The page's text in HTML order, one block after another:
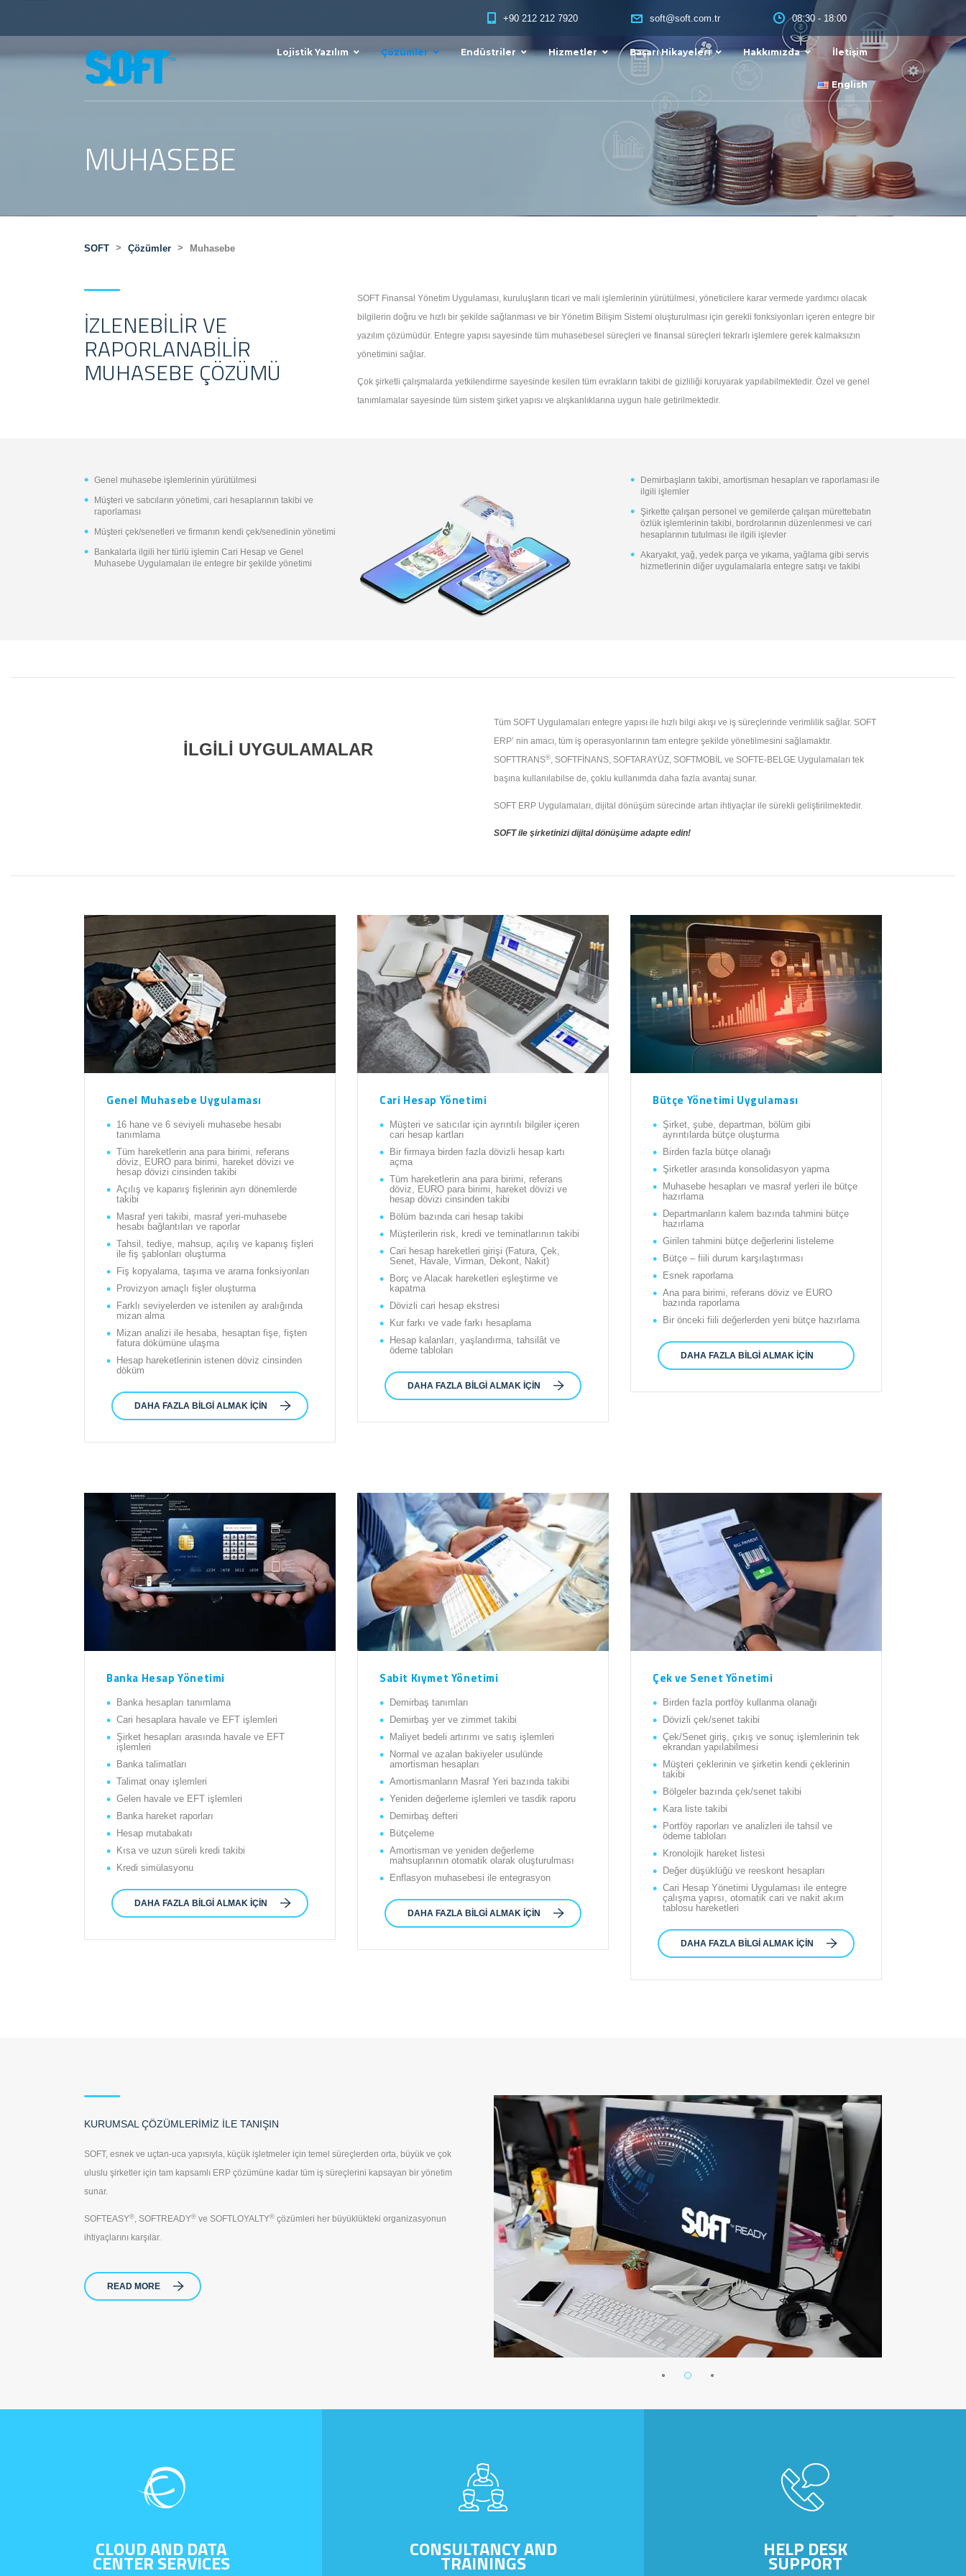
+90 212 212 7920 soft@soft.com.tr 08:30 - 18:00
Lojistik Yazılım Çözümler Endüstriler Hizmetler Başarı Hikayeleri Hakkımızda İletişim
English
MUHASEBE
SOFT > Çözümler > Muhasebe
İZLENEBILIR VE
RAPORLANABILIR
MUHASEBE ÇÖZÜMÜ
SOFT Finansal Yönetim Uygulaması, kuruluşların ticari ve mali işlemlerinin yürütülmesi, yöneticilere karar vermede yardımcı olacak
bilgilerin doğru ve hızlı bir şekilde sağlanması ve bir Yönetim Bilişim Sistemi oluşturulması için gerekli fonksiyonları içeren entegre bir
yazılım çözümüdür. Entegre yapısı sayesinde tüm muhasebesel süreçleri ve finansal süreçleri tekrarlı işlemlere gerek kalmaksızın
yönetimini sağlar.
Çok şirketli çalışmalarda yetkilendirme sayesinde kesilen tüm evrakların takibi de gizliliği koruyarak yapılabilmektedir. Özel ve genel
tanımlamalar sayesinde tüm sistem şirket yapısı ve alışkanlıklarına uygun hale getirilmektedir.
Genel muhasebe işlemlerinin yürütülmesi
Müşteri ve satıcıların yönetimi, cari hesaplarının takibi ve
raporlaması
Müşteri çek/senetleri ve firmanın kendi çek/senedinin yönetimi
Bankalarla ilgili her türlü işlemin Cari Hesap ve Genel
Muhasebe Uygulamaları ile entegre bir şekilde yönetimi
Demirbaşların takibi, amortisman hesapları ve raporlaması ile
ilgili işlemler
Şirkette çalışan personel ve gemilerde çalışan mürettebatın
özlük işlemlerinin takibi, bordrolarının düzenlenmesi ve cari
hesaplarının tutulması ile ilgili işlevler
Akaryakıt, yağ, yedek parça ve yıkama, yağlama gibi servis
hizmetlerinin diğer uygulamalarla entegre satışı ve takibi
İLGİLİ UYGULAMALAR
Tüm SOFT Uygulamaları entegre yapısı ile hızlı bilgi akışı ve iş süreçlerinde verimlilik sağlar. SOFT
ERP’ nin amacı, tüm iş operasyonlarının tam entegre şekilde yönetilmesini sağlamaktır.
SOFTTRANS®, SOFTFİNANS, SOFTARAYÜZ, SOFTMOBİL ve SOFTE-BELGE Uygulamaları tek
başına kullanılabilse de, çoklu kullanımda daha fazla avantaj sunar.
SOFT ERP Uygulamaları, dijital dönüşüm sürecinde artan ihtiyaçlar ile sürekli geliştirilmektedir.
SOFT ile şirketinizi dijital dönüşüme adapte edin!
Genel Muhasebe Uygulaması
16 hane ve 6 seviyeli muhasebe hesabı
tanımlama
Tüm hareketlerin ana para birimi, referans
döviz, EURO para birimi, hareket dövizi ve
hesap dövizi cinsinden takibi
Açılış ve kapanış fişlerinin ayrı dönemlerde
takibi
Masraf yeri takibi, masraf yeri-muhasebe
hesabı bağlantıları ve raporlar
Tahsil, tediye, mahsup, açılış ve kapanış fişleri
ile fiş şablonları oluşturma
Fiş kopyalama, taşıma ve arama fonksiyonları
Provizyon amaçlı fişler oluşturma
Farklı seviyelerden ve istenilen ay aralığında
mizan alma
Mizan analizi ile hesaba, hesaptan fişe, fişten
fatura dökümüne ulaşma
Hesap hareketlerinin istenen döviz cinsinden
döküm
DAHA FAZLA BILGI ALMAK İÇIN
Cari Hesap Yönetimi
Müşteri ve satıcılar için ayrıntılı bilgiler içeren
cari hesap kartları
Bir firmaya birden fazla dövizli hesap kartı
açma
Tüm hareketlerin ana para birimi, referans
döviz, EURO para birimi, hareket dövizi ve
hesap dövizi cinsinden takibi
Bölüm bazında cari hesap takibi
Müşterilerin risk, kredi ve teminatlarının takibi
Cari hesap hareketleri girişi (Fatura, Çek,
Senet, Havale, Virman, Dekont, Nakit)
Borç ve Alacak hareketleri eşleştirme ve
kapatma
Dövizli cari hesap ekstresi
Kur farkı ve vade farkı hesaplama
Hesap kalanları, yaşlandırma, tahsilât ve
ödeme tabloları
DAHA FAZLA BILGI ALMAK İÇIN
Bütçe Yönetimi Uygulaması
Şirket, şube, departman, bölüm gibi
ayrıntılarda bütçe oluşturma
Birden fazla bütçe olanağı
Şirketler arasında konsolidasyon yapma
Muhasebe hesapları ve masraf yerleri ile bütçe
hazırlama
Departmanların kalem bazında tahmini bütçe
hazırlama
Girilen tahmini bütçe değerlerini listeleme
Bütçe – fiili durum karşılaştırması
Esnek raporlama
Ana para birimi, referans döviz ve EURO
bazında raporlama
Bir önceki fiili değerlerden yeni bütçe hazırlama
DAHA FAZLA BILGI ALMAK İÇIN
Banka Hesap Yönetimi
Banka hesapları tanımlama
Cari hesaplara havale ve EFT işlemleri
Şirket hesapları arasında havale ve EFT
işlemleri
Banka talimatları
Talimat onay işlemleri
Gelen havale ve EFT işlemleri
Banka hareket raporları
Hesap mutabakatı
Kısa ve uzun süreli kredi takibi
Kredi simülasyonu
DAHA FAZLA BILGI ALMAK İÇIN
Sabit Kıymet Yönetimi
Demirbaş tanımları
Demirbaş yer ve zimmet takibi
Maliyet bedeli artırımı ve satış işlemleri
Normal ve azalan bakiyeler usulünde
amortisman hesapları
Amortismanların Masraf Yeri bazında takibi
Yeniden değerleme işlemleri ve tasdik raporu
Demirbaş defteri
Bütçeleme
Amortisman ve yeniden değerleme
mahsuplarının otomatik olarak oluşturulması
Enflasyon muhasebesi ile entegrasyon
DAHA FAZLA BILGI ALMAK IÇIN
Çek ve Senet Yönetimi
Birden fazla portföy kullanma olanağı
Dövizli çek/senet takibi
Çek/Senet giriş, çıkış ve sonuç işlemlerinin tek
ekrandan yapılabilmesi
Müşteri çeklerinin ve şirketin kendi çeklerinin
takibi
Bölgeler bazında çek/senet takibi
Kara liste takibi
Portföy raporları ve analizleri ile tahsil ve
ödeme tabloları
Kronolojik hareket listesi
Değer düşüklüğü ve reeskont hesapları
Cari Hesap Yönetimi Uygulaması ile entegre
çalışma yapısı, otomatik cari ve nakit akım
tablosu hareketleri
DAHA FAZLA BILGI ALMAK IÇIN
KURUMSAL ÇÖZÜMLERİMİZ İLE TANIŞIN
SOFT, esnek ve uçtan-uca yapısıyla, küçük işletmeler için temel süreçlerden orta, büyük ve çok
uluslu şirketler için tam kapsamlı ERP çözümüne kadar tüm iş süreçlerini kapsayan bir yönetim
sunar.
SOFTEASY®, SOFTREADY® ve SOFTLOYALTY® çözümleri her büyüklükteki organizasyonun
ihtiyaçlarını karşılar.
READ MORE
CLOUD AND DATA
CENTER SERVICES
CONSULTANCY AND
TRAININGS
HELP DESK
SUPPORT